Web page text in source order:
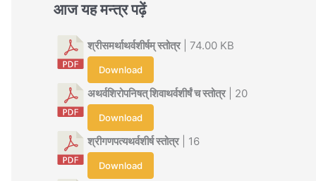
आज यह मन्त्र पढ़ें
श्रीसमर्थाथर्वशीर्षम् स्तोत्र| 74.00 KB
Download
अथर्वशिरोपनिषत् शिवाथर्वशीर्षं च स्तोत्र| 20
Download
श्रीगणपत्यथर्वशीर्ष स्तोत्र| 16
Download